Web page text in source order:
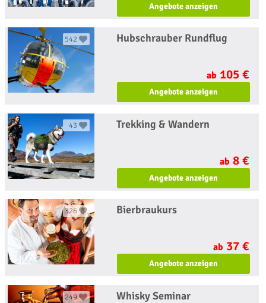
Angebote anzeigen
542 Hubschrauber Rundflug
ab 105 €
Angebote anzeigen
43 Trekking & Wandern
ab 8 €
Angebote anzeigen
326 Bierbraukurs
ab 37 €
Angebote anzeigen
249 Whisky Seminar